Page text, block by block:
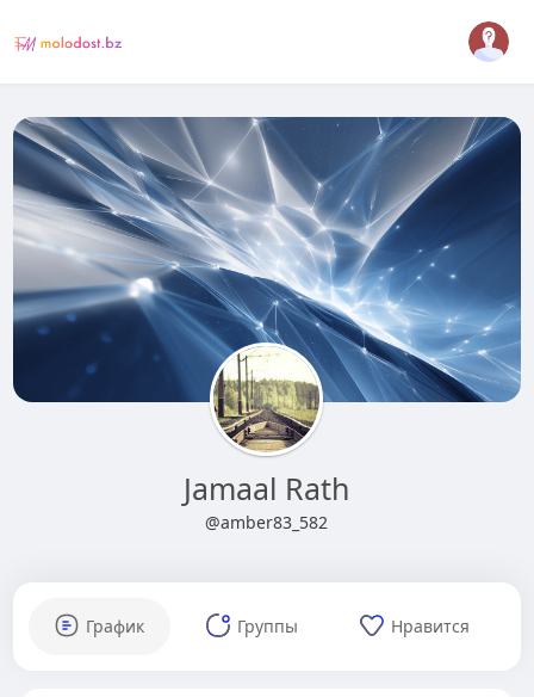
Jamaal Rath
@amber83_582
График Группы Нравится